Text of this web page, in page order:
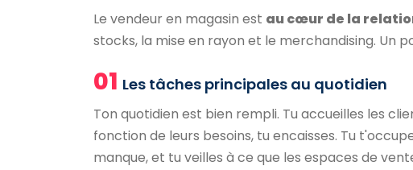
Le vendeur en magasin est au cœur de la
stocks, la mise en rayon et le merchandising. Un
01 Les tâches principales au quotidien
Ton quotidien est bien rempli. Tu accueilles les
fonction de leurs besoins, tu encaisses. Tu
manque, et tu veilles à ce que les espaces de